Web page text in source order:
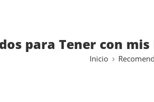
para Tener con
Inicio